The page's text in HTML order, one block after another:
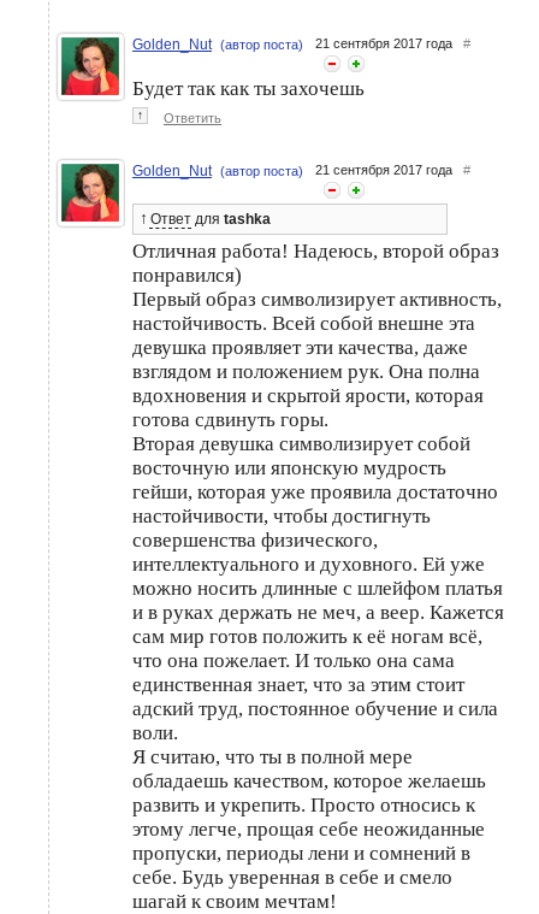
Golden_Nut (автор поста) 21 сентября 2017 года #
Будет так как ты захочешь
↑ Ответить
Golden_Nut (автор поста) 21 сентября 2017 года #
↑ Ответ для tashka
Отличная работа! Надеюсь, второй образ
понравился)
Первый образ символизирует активность,
настойчивость. Всей собой внешне эта
девушка проявляет эти качества, даже
взглядом и положением рук. Она полна
вдохновения и скрытой ярости, которая
готова сдвинуть горы.
Вторая девушка символизирует собой
восточную или японскую мудрость
гейши, которая уже проявила достаточно
настойчивости, чтобы достигнуть
совершенства физического,
интеллектуального и духовного. Ей уже
можно носить длинные с шлейфом платья
и в руках держать не меч, а веер. Кажется
сам мир готов положить к её ногам всё,
что она пожелает. И только она сама
единственная знает, что за этим стоит
адский труд, постоянное обучение и сила
воли.
Я считаю, что ты в полной мере
обладаешь качеством, которое желаешь
развить и укрепить. Просто относись к
этому легче, прощая себе неожиданные
пропуски, периоды лени и сомнений в
себе. Будь уверенная в себе и смело
шагай к своим мечтам!